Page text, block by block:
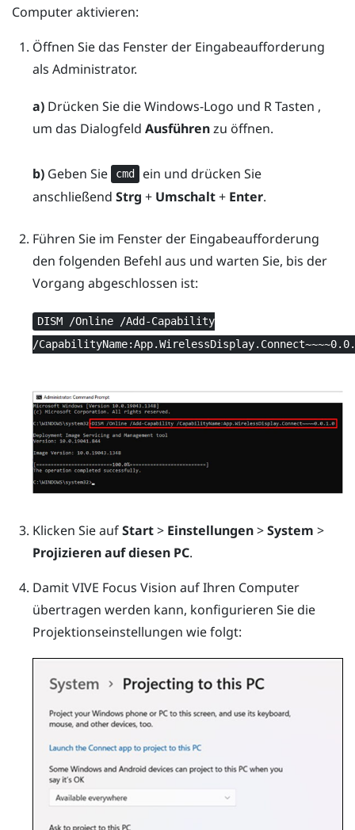
Computer aktivieren:
Öffnen Sie das Fenster der Eingabeaufforderung
als Administrator.
a)Drücken Sie dieWindows-Logo und RTasten ,
um das Dialogfeld Ausführenzu öffnen.
b)Geben Sie cmd
ein und drücken Sie
anschließend Strg + Umschalt+ Enter.
Führen Sie im Fenster der Eingabeaufforderung
den folgenden Befehl aus und warten Sie, bis der
Vorgang abgeschlossen ist:
DISM /Online /Add-Capability
/
Klicken Sie aufStart> Einstellungen>System >
Projizieren auf diesen PC.
DamitVIVE Focus Vision auf Ihren Computer
übertragen werden kann, konfigurieren Sie die
Projektionseinstellungen wie folgt: